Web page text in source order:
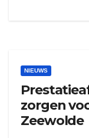
NIEUWS
zorgen
Zeewolde